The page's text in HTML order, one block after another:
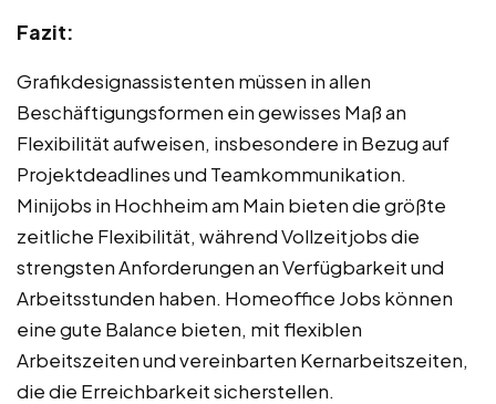
Fazit:
Grafikdesignassistenten müssen in allen
Beschäftigungsformen ein gewisses Maß an
Flexibilität aufweisen, insbesondere in Bezug auf
Projektdeadlines und Teamkommunikation.
Minijobs in Hochheim am Main bieten die größte
zeitliche Flexibilität, während Vollzeitjobs die
strengsten Anforderungen an Verfügbarkeit und
Arbeitsstunden haben. Homeoffice Jobs können
eine gute Balance bieten, mit flexiblen
Arbeitszeiten und vereinbarten Kernarbeitszeiten,
die die Erreichbarkeit sicherstellen.